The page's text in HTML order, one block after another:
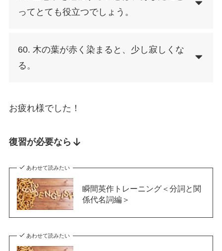
ってとても役立つでしょう。
60. 木の葉が赤く染まると、少し寂しくな
る。
お疲れ様でした！
復習が必要なら
あわせて読みたい
瞬間英作トレーニング＜分詞と関
係代名詞編＞
あわせて読みたい